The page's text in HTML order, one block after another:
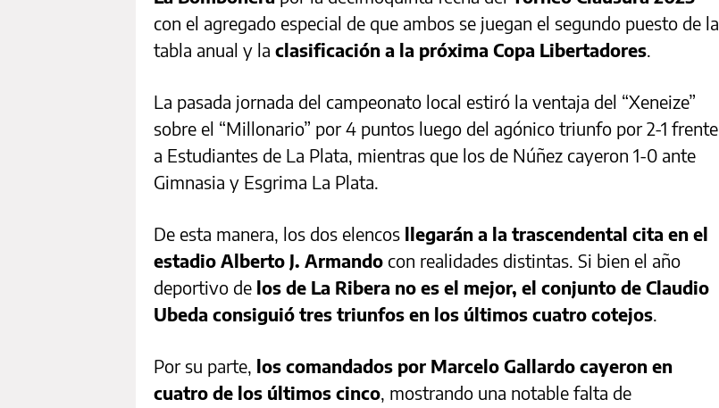
con el agregado especial de que ambos se juegan el segundo puesto de la
tabla anual y la clasificación a la próxima Copa Libertadores.
La pasada jornada del campeonato local estiró la ventaja del “Xeneize”
sobre el “Millonario” por 4 puntos luego del agónico triunfo por 2-1 frente
a Estudiantes de La Plata, mientras que los de Núñez cayeron 1-0 ante
Gimnasia y Esgrima La Plata.
De esta manera, los dos elencos llegarán a la trascendental cita en el
estadio Alberto J. Armando con realidades distintas. Si bien el año
deportivo de los de La Ribera no es el mejor, el conjunto de Claudio
Ubeda consiguió tres triunfos en los últimos cuatro cotejos.
Por su parte, los comandados por Marcelo Gallardo cayeron en
cuatro de los últimos cinco, mostrando una notable falta de